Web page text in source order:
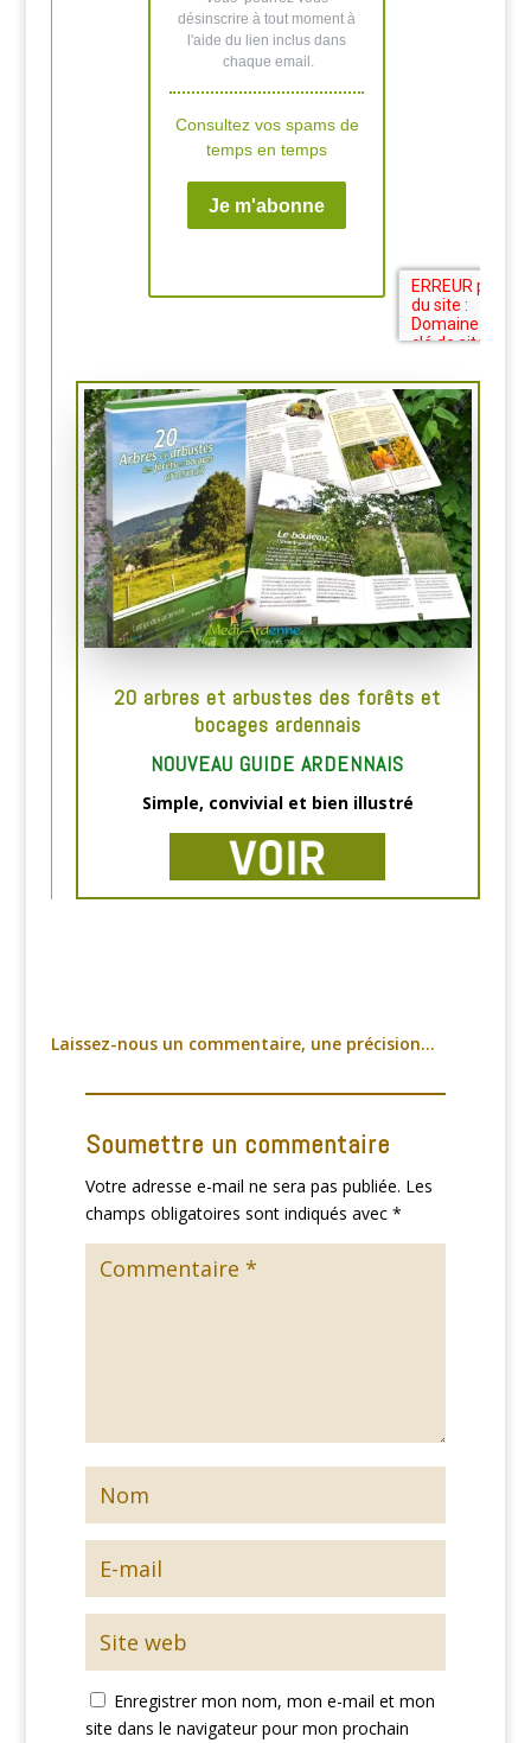
20 arbres et arbustes des forêts et
bocages ardennais
NOUVEAU GUIDE ARDENNAIS
Simple, convivial et bien illustré
Laissez-nous un commentaire, une précision…
Soumettre un commentaire
Votre adresse e-mail ne sera pas publiée. Les
champs obligatoires sont indiqués avec *
Enregistrer mon nom, mon e-mail et mon
site dans le navigateur pour mon prochain